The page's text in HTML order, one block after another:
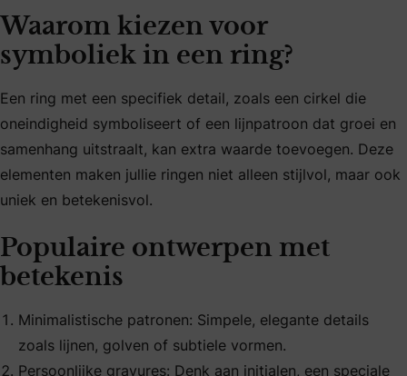
Waarom kiezen voor
symboliek in een ring?
Een ring met een specifiek detail, zoals een cirkel die
oneindigheid symboliseert of een lijnpatroon dat groei en
samenhang uitstraalt, kan extra waarde toevoegen. Deze
elementen maken jullie ringen niet alleen stijlvol, maar ook
uniek en betekenisvol.
Populaire ontwerpen met
betekenis
Minimalistische patronen: Simpele, elegante details
zoals lijnen, golven of subtiele vormen.
Persoonlijke gravures: Denk aan initialen, een speciale